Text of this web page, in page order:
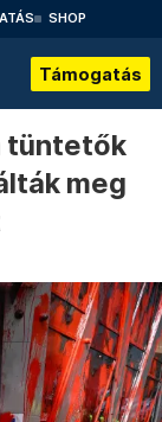
SHOP
Támogatás
tüntetők
meg